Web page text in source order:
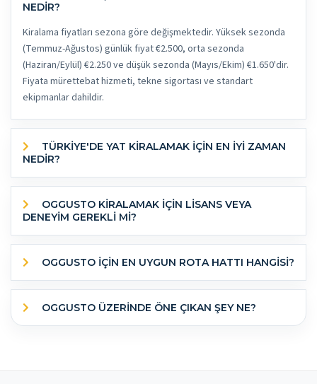
NEDİR?
Kiralama fiyatları sezona göre değişmektedir. Yüksek sezonda
(Temmuz-Ağustos) günlük fiyat €2.500, orta sezonda
(Haziran/Eylül) €2.250 ve düşük sezonda (Mayıs/Ekim) €1.650'dir.
Fiyata mürettebat hizmeti, tekne sigortası ve standart
ekipmanlar dahildir.
NEDİR?
DENEYİM GEREKLİ Mİ?
OGGUSTO IÇIN EN UYGUN ROTA HATTI HANGISI?
OGGUSTO ÜZERINDE ÖNE ÇIKAN ŞEY NE?